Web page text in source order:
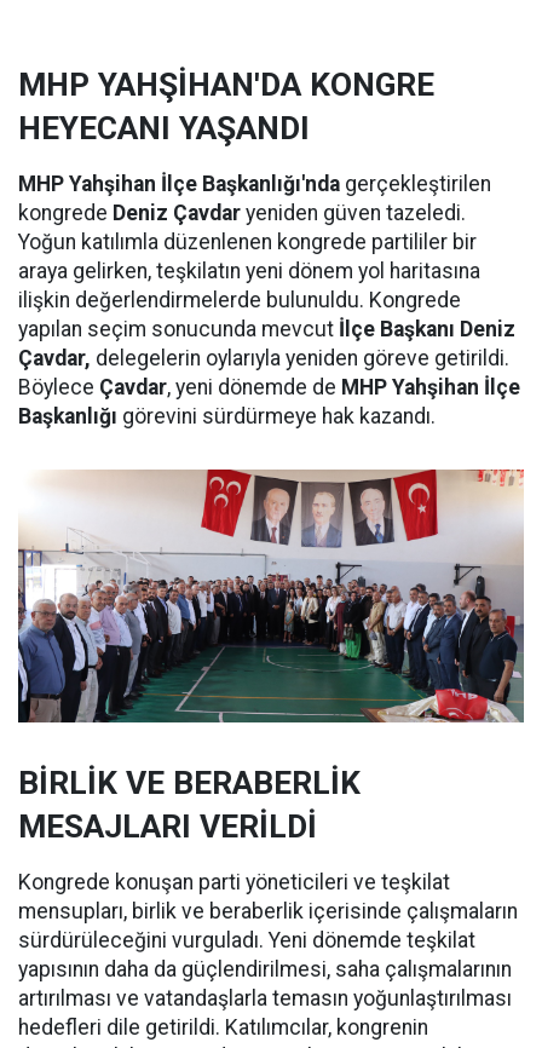
MHP YAHŞİHAN'DA KONGRE
HEYECANI YAŞANDI
MHP Yahşihan İlçe Başkanlığı'nda gerçekleştirilen
kongrede Deniz Çavdar yeniden güven tazeledi.
Yoğun katılımla düzenlenen kongrede partililer bir
araya gelirken, teşkilatın yeni dönem yol haritasına
ilişkin değerlendirmelerde bulunuldu. Kongrede
yapılan seçim sonucunda mevcut İlçe Başkanı Deniz
Çavdar, delegelerin oylarıyla yeniden göreve getirildi.
Böylece Çavdar, yeni dönemde de MHP Yahşihan İlçe
Başkanlığı görevini sürdürmeye hak kazandı.
BİRLİK VE BERABERLİK
MESAJLARI VERİLDİ
Kongrede konuşan parti yöneticileri ve teşkilat
mensupları, birlik ve beraberlik içerisinde çalışmaların
sürdürüleceğini vurguladı. Yeni dönemde teşkilat
yapısının daha da güçlendirilmesi, saha çalışmalarının
artırılması ve vatandaşlarla temasın yoğunlaştırılması
hedefleri dile getirildi. Katılımcılar, kongrenin